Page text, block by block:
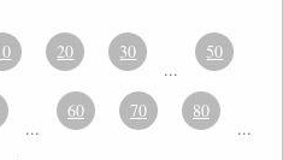
20 30
...
50
...
60 70 80
...